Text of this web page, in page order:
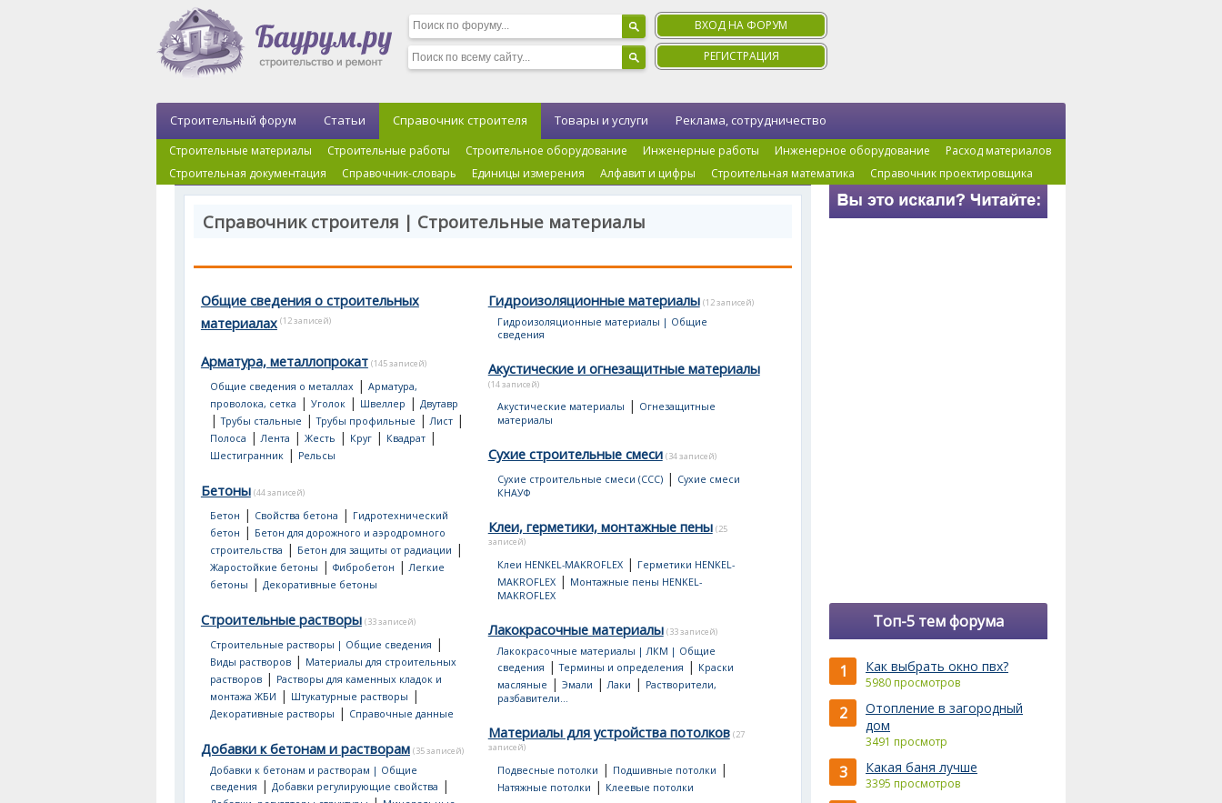
ВХОД НА ФОРУМ
РЕГИСТРАЦИЯ
Строительный форум Статьи Справочник строителя
Строительные материалы Строительные работы Строительное оборудование Инженерные работы Инженерное оборудование
Расход материалов
Строительная документация
Справочник-словарь Единицы измерения Алфавит и цифры Строительная математика Справочник проектировщика
Товары и услуги Реклама, сотрудничество
Справочник строителя | Строительные материалы
Общие сведения о строительных
материалах (12 записей)
Арматура, металлопрокат (145 записей)
Общие сведения о металлах| Арматура,
проволока, сетка | Уголок| Швеллер | Двутавр
|Трубы стальные |Трубы профильные |Лист|
Полоса |Лента | Жесть | Круг| Квадрат|
Шестигранник| Рельсы
Бетоны (44 записей)
Бетон | Свойства бетона | Гидротехнический
бетон | Бетон для дорожного и аэродромного
строительства | Бетон для защиты от радиации |
Жаростойкие бетоны | Фибробетон |Легкие
бетоны | Декоративные бетоны
Строительные растворы (33 записей)
Строительные растворы | Общие сведения |
Виды растворов| Материалы для строительных
растворов| Растворы для каменных кладок и
монтажа ЖБИ | Штукатурные растворы |
Декоративные растворы | Справочные данные
Добавки к бетонам и растворам (35 записей)
Добавки к бетонам и растворам | Общие
сведения | Добавки регулирующие свойства |
Гидроизоляционные материалы (12 записей)
Гидроизоляционные материалы | Общие
сведения
Акустические и огнезащитные материалы
(14 записей)
Акустические материалы | Огнезащитные
материалы
Сухие строительные смеси (34 записей)
Сухие строительные смеси (ССС)| Сухие смеси
КНАУФ
Клеи, герметики, монтажные пены (25
записей)
Клеи HENKEL-MAKROFLEX| Герметики HENKEL-
MAKROFLEX| Монтажные пены HENKEL-
MAKROFLEX
Лакокрасочные материалы (33 записей)
Лакокрасочные материалы | ЛКМ | Общие
сведения |Термины и определения | Краски
масляные | Эмали |Лаки | Растворители,
разбавители...
Материалы для устройства потолков (27
записей)
Подвесные потолки | Подшивные потолки |
Натяжные потолки | Клеевые потолки
Топ-5 тем форума
1 Как выбрать окно пвх?
5980 просмотров
2
Отопление в загородный
дом
3491 просмотр
3 Какая баня лучше
3395 просмотров